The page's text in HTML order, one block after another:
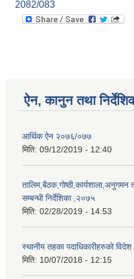
2082/083
ऐन, कानुन तथा
आर्थिक ऐन २०७६/०७७
मिति: 09/12/2019 - 12:40
सम्बन्धी निर्देशिका ,२०७५
मिति: 02/28/2019 - 14:53
स्थानीय तहका पदाधिकारीहरुको
मिति: 10/07/2018 - 12:15